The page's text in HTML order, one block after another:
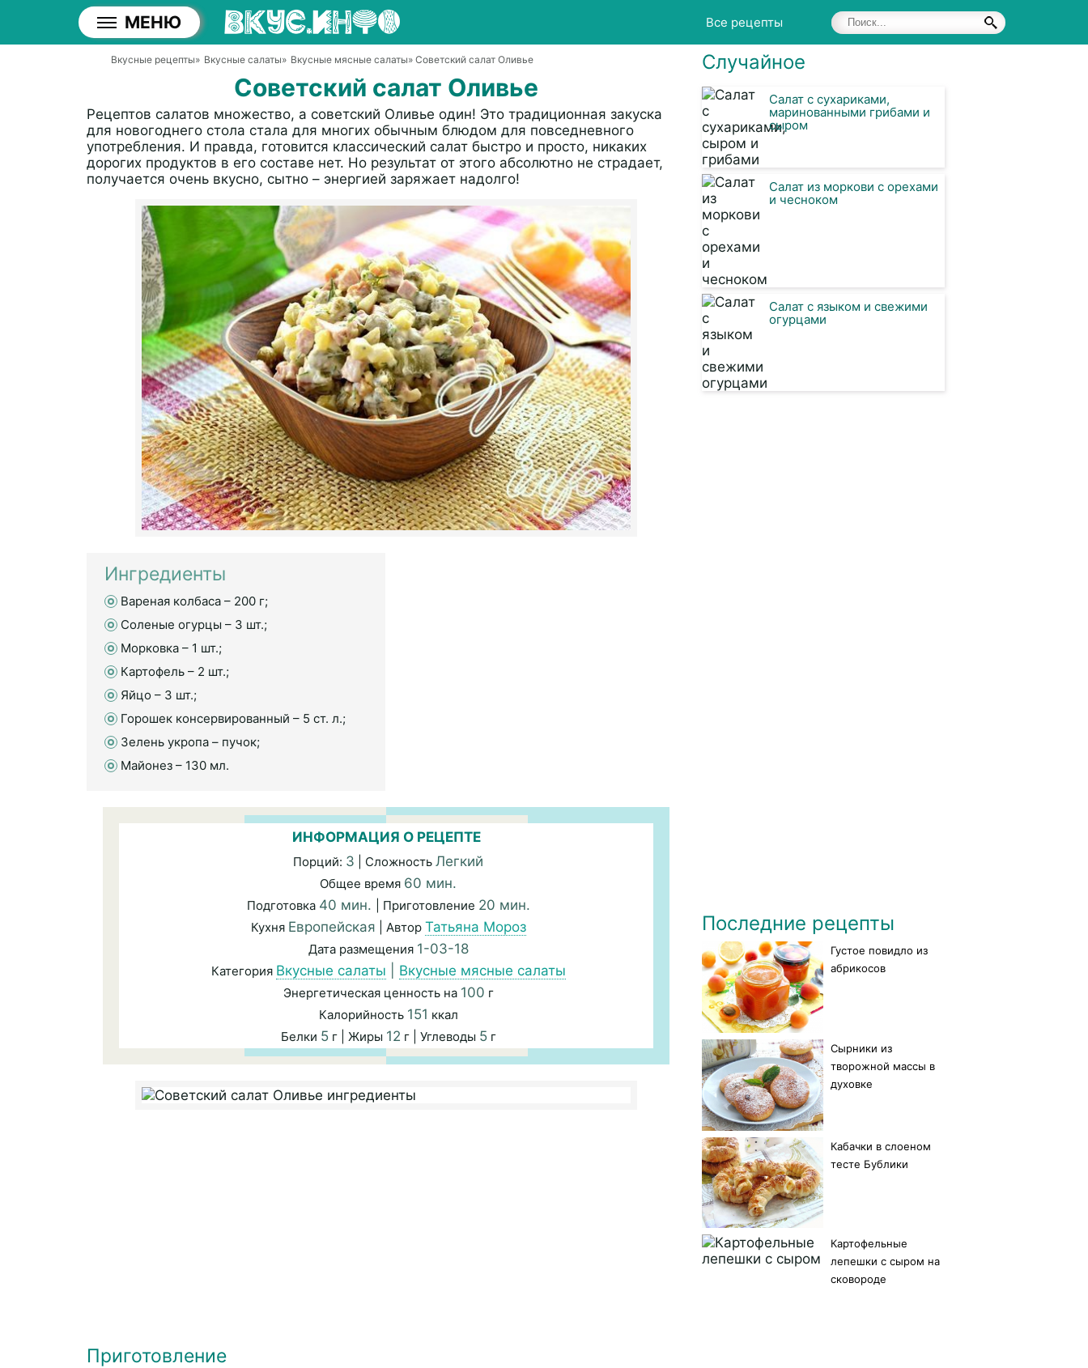
МЕНЮ Все рецепты
Вкусные рецепты» Вкусные салаты» Вкусные мясные салаты» Советский салат Оливье
Советский салат Оливье
Рецептов салатов множество, а советский Оливье один! Это традиционная закуска
для новогоднего стола стала для многих обычным блюдом для повседневного
употребления. И правда, готовится классический салат быстро и просто, никаких
дорогих продуктов в его составе нет. Но результат от этого абсолютно не страдает,
получается очень вкусно, сытно – энергией заряжает надолго!
Ингредиенты
Вареная колбаса – 200 г;
Соленые огурцы – 3 шт.;
Морковка – 1 шт.;
Картофель – 2 шт.;
Яйцо – 3 шт.;
Горошек консервированный – 5 ст. л.;
Зелень укропа – пучок;
Майонез – 130 мл.
ИНФОРМАЦИЯ О РЕЦЕПТЕ
Порций: 3 | Сложность Легкий
Общее время 60 мин.
Подготовка 40 мин. | Приготовление 20 мин.
Кухня Европейская | Автор Татьяна Мороз
Дата размещения 1-03-18
Категория Вкусные салаты Вкусные мясные салаты
Энергетическая ценность на 100 г
Калорийность 151 ккал
Белки 5г | Жиры 12 г | Углеводы 5г
Приготовление
Случайное
Салат с сухариками,
маринованными грибами и
сыром
Салат из моркови с орехами
и чесноком
Салат с языком и свежими
огурцами
Последние рецепты
Густое повидло из
абрикосов
Сырники из
творожной массы в
духовке
Кабачки в слоеном
тесте Бублики
Картофельные
лепешки с сыром на
сковороде